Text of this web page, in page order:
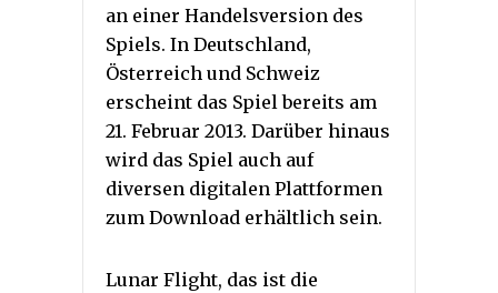
an einer Handelsversion des
Spiels. In Deutschland,
Österreich und Schweiz
erscheint das Spiel bereits am
21. Februar 2013. Darüber hinaus
wird das Spiel auch auf
diversen digitalen Plattformen
zum Download erhältlich sein.
Lunar Flight, das ist die